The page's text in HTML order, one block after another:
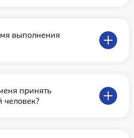
выполнения
принять
человек?